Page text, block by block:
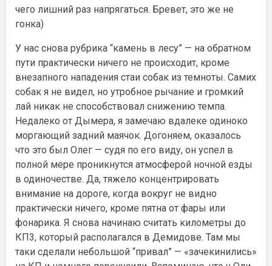
чего лишний раз напрягаться. Бревет, это же не
гонка)
У нас снова рубрика “камень в лесу” — на обратном
пути практически ничего не происходит, кроме
внезапного нападения стаи собак из темноты. Самих
собак я не видел, но утробное рычание и громкий
лай никак не способствовал снижению темпа.
Недалеко от Дымера, я замечаю вдалеке одиноко
моргающий задний маячок. Догоняем, оказалось
что это был Олег — судя по его виду, он успел в
полной мере проникнутся атмосферой ночной езды
в одиночестве. Да, тяжело концентрировать
внимание на дороге, когда вокруг не видно
практически ничего, кроме пятна от фары или
фонарика. Я снова начинаю считать километры до
КП3, который располагался в Демидове. Там мы
таки сделали небольшой “привал” — «зачекинились»